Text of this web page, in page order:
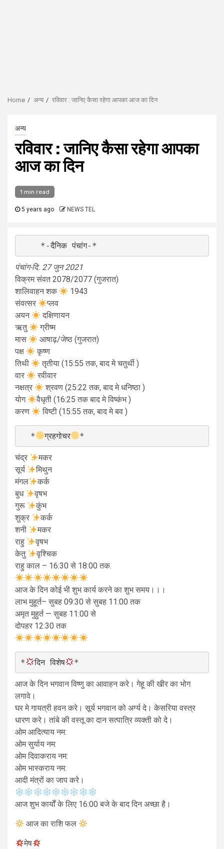
Home अन्य रविवार : जानिए कैसा रहेगा आपका आज का दिन
अन्य
रविवार : जानिए कैसा रहेगा आपका
आज का दिन
1 min read
5 years ago NEWS TEL
    *-दैनिक पंचांग-*
पंचांग-दि. 27 जुन 2021
विक्रम संवत 2078/2077 (गुजरात)
शालिवाहन शक
1943
संवत्सर
प्लव
अयन
दक्षिणायन
ऋतु
ग्रीष्म
मास
आषाढ़/जेष्ठ (गुजरात)
पक्ष
कृष्ण
तिथी
तृतीया (15:55 तक, बाद मे चतुर्थी )
वार
रवीवार
नक्षत्र
श्रवण (25:22 तक, बाद मे धनिष्ठा )
योग
वैधृती (16:25 तक बाद मे विष्कंभ )
करण
विष्टी (15:55 तक, बाद मे बव )
  *
ग्रहगोचर *
चंद्र
मकर
सूर्य
मिथुन
मंगल
कर्क
बुध
वृषभ
गुरू
कुंभ
शुक्र
कर्क
शनी
मकर
राहु
वृषभ
केतु
वृश्चिक
राहु काल – 16:30 से 18:00 तक.
आज के दिन कोई भी शुभ कार्य करने का शुभ समय।।।
लाभ मुहूर्त– सुबह 09:30 से सुबह 11:00 तक
अमृत मुहुर्त — सुबह 11:00 से
दोपहर 12:30 तक
* दिन विशेष *
आज के दिन भगवान विष्णु का आवाहन करे। गेहू की खीर का भोग
लगावे।
घर मे गायत्री हवन करे। सूर्य भगवान को अर्ग्य दे। केसरिया वस्त्र
धारण करे। तांबे की वस्तू का दान सत्पात्रि व्यक्ती को दे।
ओम आदित्याय नम:
ओम सुर्याय नम:
ओम दिवाकराय नम:
ओम भास्कराय नम:
आदी मंत्रों का जाप करे।
आज शुभ कार्यों के लिए 16:00 बजे के बाद दिन अच्छा है।
आज का राशि फल
मेष